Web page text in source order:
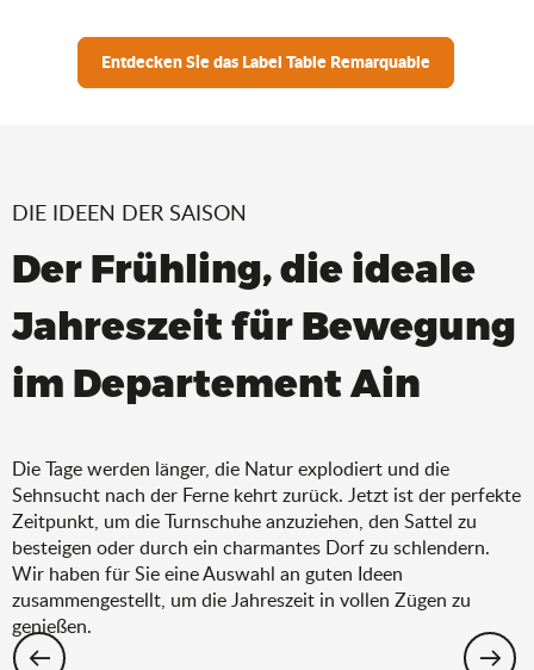
Entdecken Sie das Label Table Remarquable
DIE IDEEN DER SAISON
Der Frühling, die ideale
Jahreszeit für Bewegung
im Departement Ain
Die Tage werden länger, die Natur explodiert und die
Sehnsucht nach der Ferne kehrt zurück. Jetzt ist der perfekte
Zeitpunkt, um die Turnschuhe anzuziehen, den Sattel zu
besteigen oder durch ein charmantes Dorf zu schlendern.
Wir haben für Sie eine Auswahl an guten Ideen
zusammengestellt, um die Jahreszeit in vollen Zügen zu
genießen.
Wandern: Die Auswahl für den Frühling